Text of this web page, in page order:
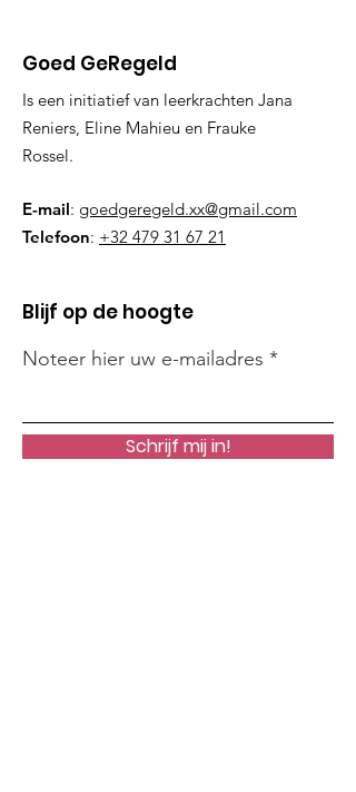
Goed GeRegeld
Is een initiatief van leerkrachten Jana
Reniers, Eline Mahieu en Frauke
Rossel.
E-mail: goedgeregeld.xx@gmail.com
Telefoon: +32 479 31 67 21
Blijf op de hoogte
Noteer hier uw e-mailadres
Schrijf mij in!